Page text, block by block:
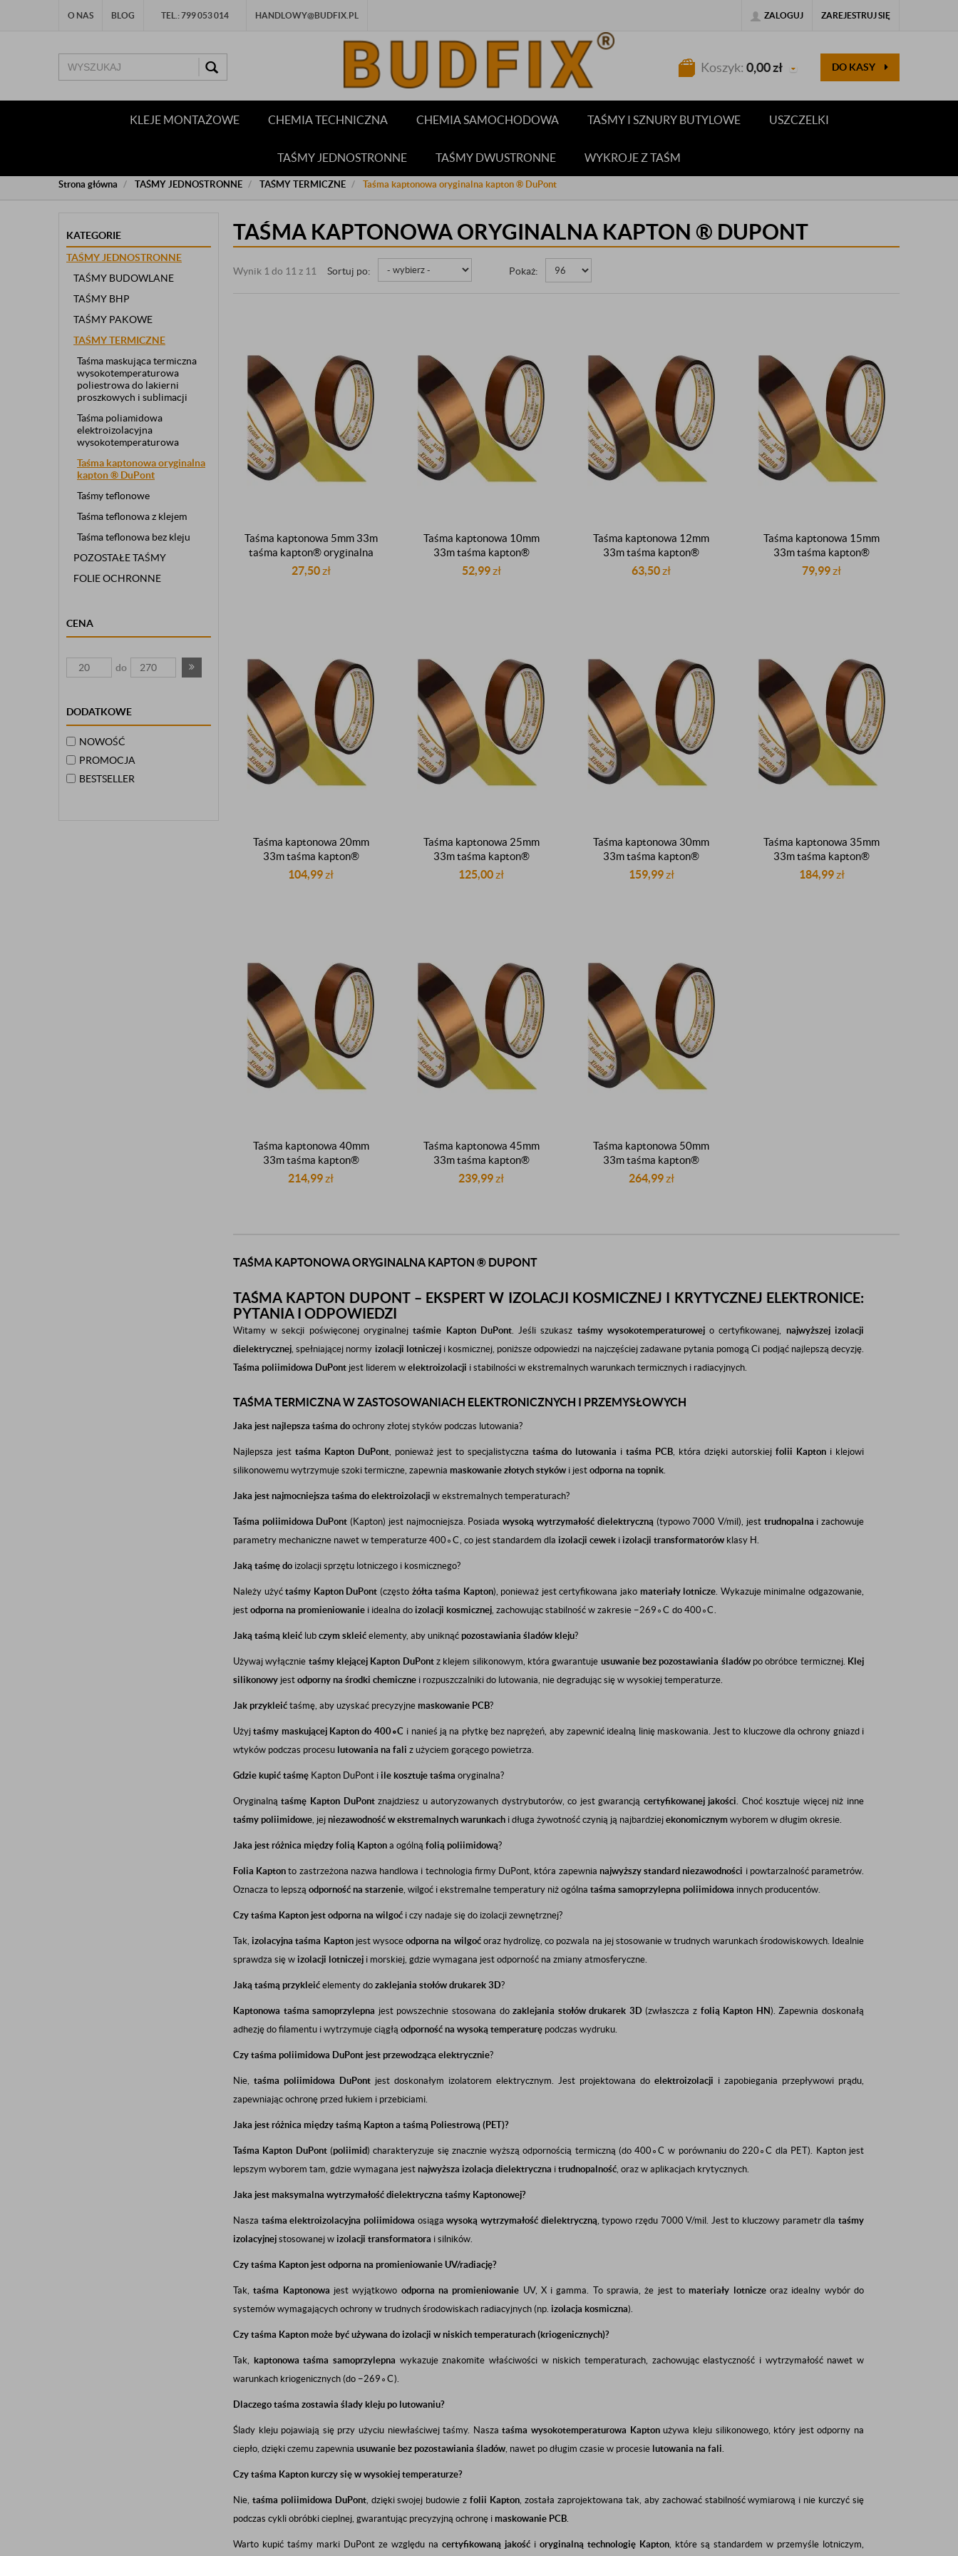
O NAS BLOG TEL.: 799 053 014 HANDLOWY@BUDFIX.PL ZALOGUJ ZAREJESTRUJ SIĘ
Koszyk: 0,00zł DO KASY
KLEJE MONTAŻOWE CHEMIA TECHNICZNA CHEMIA SAMOCHODOWA TAŚMY I SZNURY BUTYLOWE USZCZELKI
TAŚMY JEDNOSTRONNE TAŚMY DWUSTRONNE WYKROJE Z TAŚM
Strona główna TAŚMY JEDNOSTRONNE TAŚMY TERMICZNE Taśma kaptonowa oryginalna kapton ® DuPont
KATEGORIE
TAŚMY JEDNOSTRONNE
TAŚMY BUDOWLANE
TAŚMY BHP
TAŚMY PAKOWE
TAŚMY TERMICZNE
Taśma maskująca termiczna
wysokotemperaturowa
poliestrowa do lakierni
proszkowych i sublimacji
Taśma poliamidowa
elektroizolacyjna
wysokotemperaturowa
Taśma kaptonowa oryginalna
kapton ® DuPont
Taśmy teflonowe
Taśma teflonowa z klejem
Taśma teflonowa bez kleju
POZOSTAŁE TAŚMY
FOLIE OCHRONNE
CENA
do
DODATKOWE
NOWOŚĆ
PROMOCJA
BESTSELLER
TAŚMA KAPTONOWA ORYGINALNA KAPTON ® DUPONT
Wynik 1 do 11 z 11 Sortuj po: Pokaż:
Taśma kaptonowa 5mm 33m
taśma kapton® oryginalna
taśma dupont 260°C
27,50zł
Taśma kaptonowa 10mm
33m taśma kapton®
oryginalna taśma dupont
52,99zł
Taśma kaptonowa 12mm
33m taśma kapton®
oryginalna taśma dupont
63,50zł
Taśma kaptonowa 15mm
33m taśma kapton®
oryginalna taśma dupont
79,99zł
Taśma kaptonowa 20mm
33m taśma kapton®
oryginalna taśma dupont
104,99zł
Taśma kaptonowa 25mm
33m taśma kapton®
oryginalna taśma dupont
125,00zł
Taśma kaptonowa 30mm
33m taśma kapton®
oryginalna taśma dupont
159,99zł
Taśma kaptonowa 35mm
33m taśma kapton®
oryginalna taśma dupont
184,99zł
Taśma kaptonowa 40mm
33m taśma kapton®
oryginalna taśma dupont
214,99zł
Taśma kaptonowa 45mm
33m taśma kapton®
oryginalna taśma dupont
239,99zł
Taśma kaptonowa 50mm
33m taśma kapton®
oryginalna taśma dupont
264,99zł
TAŚMA KAPTONOWA ORYGINALNA KAPTON ® DUPONT
TAŚMA KAPTON DUPONT – EKSPERT W IZOLACJI KOSMICZNEJ I KRYTYCZNEJ ELEKTRONICE:
PYTANIA I ODPOWIEDZI
Witamy w sekcji poświęconej oryginalnejtaśmie Kapton DuPont. Jeśli szukasz taśmy wysokotemperaturowejo certyfikowanej, najwyższej izolacji
dielektrycznej, spełniającej normy izolacji lotniczeji kosmicznej, poniższe odpowiedzi na najczęściej zadawane pytania pomogą Ci podjąć najlepszą decyzję.
Taśma poliimidowa DuPontjest liderem w elektroizolacji i stabilności w ekstremalnych warunkach termicznych i radiacyjnych.
TAŚMA TERMICZNA W ZASTOSOWANIACH ELEKTRONICZNYCH I PRZEMYSŁOWYCH
Jaka jest najlepsza taśma doochrony złotej styków podczas lutowania?
Najlepsza jest taśma Kapton DuPont, ponieważ jest to specjalistyczna taśma do lutowania itaśma PCB, która dzięki autorskiejfolii Kapton i klejowi
silikonowemu wytrzymuje szoki termiczne, zapewnia maskowanie złotych stykówi jest odporna na topnik.
Jaka jest najmocniejsza taśma do elektroizolacji w ekstremalnych temperaturach?
Taśma poliimidowa DuPont (Kapton) jest najmocniejsza. Posiadawysoką wytrzymałość dielektryczną (typowo7000 V/mil), jest trudnopalna i zachowuje
parametry mechaniczne nawet w temperaturze 400 ∘ C, co jest standardem dla izolacji ceweki izolacji transformatorówklasy H.
Jaką taśmę doizolacji sprzętu lotniczego i kosmicznego?
Należy użyćtaśmy Kapton DuPont (często żółta taśma Kapton), ponieważ jest certyfikowana jako materiały lotnicze. Wykazuje minimalne odgazowanie,
jest odporna na promieniowaniei idealna do izolacji kosmicznej, zachowując stabilność w zakresie −269 ∘ C do 400 ∘C.
Jaką taśmą kleićlub czym skleićelementy, aby uniknąć pozostawiania śladów kleju?
Używaj wyłącznie taśmy klejącej Kapton DuPontz klejem silikonowym, która gwarantuje usuwanie bez pozostawiania śladówpo obróbce termicznej. Klej
silikonowyjest odporny na środki chemicznei rozpuszczalniki do lutowania, nie degradując się w wysokiej temperaturze.
Jak przykleićtaśmę, aby uzyskać precyzyjne maskowanie PCB?
Użyjtaśmy maskującej Kapton do 400∘C i nanieś ją na płytkę bez naprężeń, aby zapewnić idealną linię maskowania. Jest to kluczowe dla ochrony gniazd i
wtyków podczas procesu lutowania na fali z użyciem gorącego powietrza.
Gdzie kupić taśmęKapton DuPont i ile kosztuje taśma oryginalna?
Oryginalnątaśmę Kapton DuPontznajdziesz u autoryzowanych dystrybutorów, co jest gwarancją certyfikowanej jakości. Choć kosztuje więcej niż inne
taśmy poliimidowe, jej niezawodność w ekstremalnych warunkachi długa żywotność czynią ją najbardziej ekonomicznymwyborem w długim okresie.
Jaka jest różnica między folią Kaptona ogólną folią poliimidową?
Folia Kapton to zastrzeżona nazwa handlowa i technologia firmy DuPont, która zapewnia najwyższy standard niezawodności i powtarzalność parametrów.
Oznacza to lepszą odporność na starzenie, wilgoć i ekstremalne temperatury niż ogólna taśma samoprzylepna poliimidowa innych producentów.
Czy taśma Kapton jest odporna na wilgoći czy nadaje się do izolacji zewnętrznej?
Tak, izolacyjna taśma Kaptonjest wysoceodporna na wilgoćoraz hydrolizę, co pozwala na jej stosowanie w trudnych warunkach środowiskowych. Idealnie
sprawdza się w izolacji lotniczeji morskiej, gdzie wymagana jest odporność na zmiany atmosferyczne.
Jaką taśmą przykleićelementy do zaklejania stołów drukarek 3D?
Kaptonowa taśma samoprzylepna jest powszechnie stosowana dozaklejania stołów drukarek 3D(zwłaszcza z folią Kapton HN). Zapewnia doskonałą
adhezję do filamentu i wytrzymuje ciągłą odporność na wysoką temperaturępodczas wydruku.
Czy taśma poliimidowa DuPont jest przewodząca elektrycznie?
Nie, taśma poliimidowa DuPontjest doskonałym izolatorem elektrycznym. Jest projektowana doelektroizolacji i zapobiegania przepływowi prądu,
zapewniając ochronę przed łukiem i przebiciami.
Jaka jest różnica między taśmą Kapton a taśmą Poliestrową (PET)?
Taśma Kapton DuPont(poliimid) charakteryzuje się znacznie wyższą odpornością termiczną (do400 ∘ C w porównaniu do220 ∘ C dla PET). Kapton jest
lepszym wyborem tam, gdzie wymagana jest najwyższa izolacja dielektryczna i trudnopalność, oraz w aplikacjach krytycznych.
Jaka jest maksymalna wytrzymałość dielektryczna taśmy Kaptonowej?
Nasza taśma elektroizolacyjna poliimidowa osiągawysoką wytrzymałość dielektryczną, typowo rzędu 7000 V/mil. Jest to kluczowy parametr dlataśmy
izolacyjnejstosowanej w izolacji transformatora i silników.
Czy taśma Kapton jest odporna na promieniowanie UV/radiację?
Tak,taśma Kaptonowa jest wyjątkowo odporna na promieniowanie UV, X i gamma. To sprawia, że jest tomateriały lotniczeoraz idealny wybór do
systemów wymagających ochrony w trudnych środowiskach radiacyjnych (np. izolacja kosmiczna).
Czy taśma Kapton może być używana do izolacji w niskich temperaturach (kriogenicznych)?
Tak, kaptonowa taśma samoprzylepna wykazuje znakomite właściwości w niskich temperaturach, zachowując elastyczność i wytrzymałość nawet w
warunkach kriogenicznych (do −269 ∘ C).
Dlaczego taśma zostawia ślady kleju po lutowaniu?
Ślady kleju pojawiają się przy użyciu niewłaściwej taśmy. Naszataśma wysokotemperaturowa Kaptonużywa kleju silikonowego, który jest odporny na
ciepło, dzięki czemu zapewnia usuwanie bez pozostawiania śladów, nawet po długim czasie w procesie lutowania na fali.
Czy taśma Kapton kurczy się w wysokiej temperaturze?
Nie, taśma poliimidowa DuPont, dzięki swojej budowie zfolii Kapton, została zaprojektowana tak, aby zachować stabilność wymiarową i nie kurczyć się
podczas cykli obróbki cieplnej, gwarantując precyzyjną ochronę i maskowanie PCB.
Warto kupić taśmy marki DuPont ze względu na certyfikowaną jakośći oryginalną technologię Kapton, które są standardem w przemyśle lotniczym,